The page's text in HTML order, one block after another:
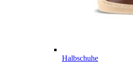
Halbschuhe